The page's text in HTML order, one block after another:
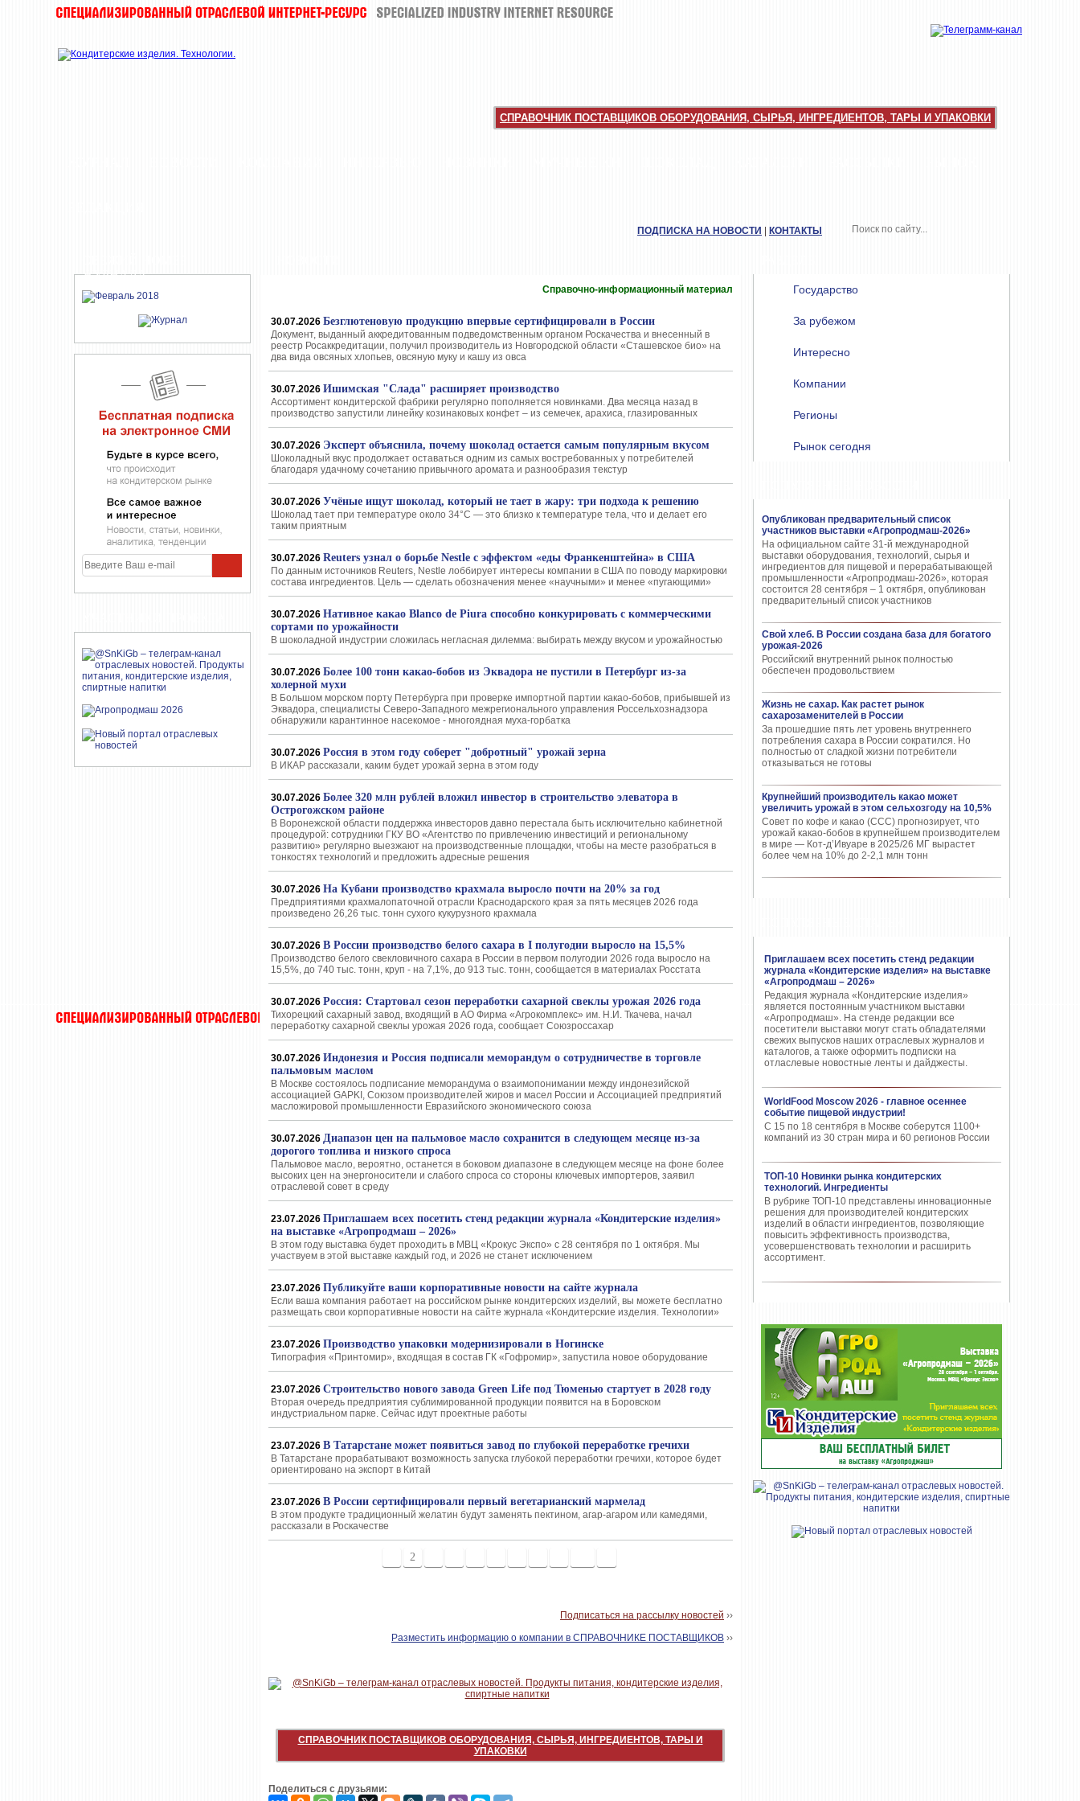
СПРАВОЧНИК ПОСТАВЩИКОВ ОБОРУДОВАНИЯ, СЫРЬЯ, ИНГРЕДИЕНТОВ, ТАРЫ И УПАКОВКИ
ЖУРНАЛА
Государство
За рубежом
Интересно
Компании
Регионы
Рынок сегодня
Опубликован предварительный список
участников выставки «Агропродмаш-2026»
На официальном сайте 31-й международной
выставки оборудования, технологий, сырья и
ингредиентов для пищевой и перерабатывающей
промышленности «Агропродмаш-2026», которая
состоится 28 сентября – 1 октября, опубликован
предварительный список участников
Свой хлеб. В России создана база для богатого
урожая-2026
Российский внутренний рынок полностью
обеспечен продовольствием
Жизнь не сахар. Как растет рынок
сахарозаменителей в России
За прошедшие пять лет уровень внутреннего
потребления сахара в России сократился. Но
полностью от сладкой жизни потребители
отказываться не готовы
Крупнейший производитель какао может
увеличить урожай в этом сельхозгоду на 10,5%
Совет по кофе и какао (CCC) прогнозирует, что
урожай какао-бобов в крупнейшем производителем
в мире — Кот-д’Ивуаре в 2025/26 МГ вырастет
более чем на 10% до 2-2,1 млн тонн
Приглашаем всех посетить стенд редакции
журнала «Кондитерские изделия» на выставке
«Агропродмаш – 2026»
Редакция журнала «Кондитерские изделия»
является постоянным участником выставки
«Агропродмаш». На стенде редакции все
посетители выставки могут стать обладателями
свежих выпусков наших отраслевых журналов и
каталогов, а также оформить подписки на
отласлевые новостные ленты и дайджесты.
WorldFood Moscow 2026 - главное осеннее
событие пищевой индустрии!
С 15 по 18 сентября в Москве соберутся 1100+
компаний из 30 стран мира и 60 регионов России
ТОП-10 Новинки рынка кондитерских
технологий. Ингредиенты
В рубрике ТОП-10 представлены инновационные
решения для производителей кондитерских
изделий в области ингредиентов, позволяющие
повысить эффективность производства,
усовершенствовать технологии и расширить
ассортимент.
ПОДПИСКА НА НОВОСТИ КОНТАКТЫ
Справочно-информационный материал
30.07.2026 Безглютеновую продукцию впервые сертифицировали в России
Документ, выданный аккредитованным подведомственным органом Роскачества и внесенный в
реестр Росаккредитации, получил производитель из Новгородской области «Сташевское био» на
два вида овсяных хлопьев, овсяную муку и кашу из овса
30.07.2026 Ишимская "Слада" расширяет производство
Ассортимент кондитерской фабрики регулярно пополняется новинками. Два месяца назад в
производство запустили линейку козинаковых конфет – из семечек, арахиса, глазированных
30.07.2026 Эксперт объяснила, почему шоколад остается самым популярным вкусом
Шоколадный вкус продолжает оставаться одним из самых востребованных у потребителей
благодаря удачному сочетанию привычного аромата и разнообразия текстур
30.07.2026 Учёные ищут шоколад, который не тает в жару: три подхода к решению
Шоколад тает при температуре около 34°C — это близко к температуре тела, что и делает его
таким приятным
30.07.2026 Reuters узнал о борьбе Nestle с эффектом «еды Франкенштейна» в США
По данным источников Reuters, Nestle лоббирует интересы компании в США по поводу маркировки
состава ингредиентов. Цель — сделать обозначения менее «научными» и менее «пугающими»
30.07.2026 Нативное какао Blanco de Piura способно конкурировать с коммерческими
сортами по урожайности
В шоколадной индустрии сложилась негласная дилемма: выбирать между вкусом и урожайностью
30.07.2026 Более 100 тонн какао-бобов из Эквадора не пустили в Петербург из-за
холерной мухи
В Большом морском порту Петербурга при проверке импортной партии какао-бобов, прибывшей из
Эквадора, специалисты Северо-Западного межрегионального управления Россельхознадзора
обнаружили карантинное насекомое - многоядная муха-горбатка
30.07.2026 Россия в этом году соберет "добротный" урожай зерна
В ИКАР рассказали, каким будет урожай зерна в этом году
30.07.2026 Более 320 млн рублей вложил инвестор в строительство элеватора в
Острогожском районе
В Воронежской области поддержка инвесторов давно перестала быть исключительно кабинетной
процедурой: сотрудники ГКУ ВО «Агентство по привлечению инвестиций и региональному
развитию» регулярно выезжают на производственные площадки, чтобы на месте разобраться в
тонкостях технологий и предложить адресные решения
30.07.2026 На Кубани производство крахмала выросло почти на 20% за год
Предприятиями крахмалопаточной отрасли Краснодарского края за пять месяцев 2026 года
произведено 26,26 тыс. тонн сухого кукурузного крахмала
30.07.2026 В России производство белого сахара в I полугодии выросло на 15,5%
Производство белого свекловичного сахара в России в первом полугодии 2026 года выросло на
15,5%, до 740 тыс. тонн, круп - на 7,1%, до 913 тыс. тонн, сообщается в материалах Росстата
30.07.2026 Россия: Стартовал сезон переработки сахарной свеклы урожая 2026 года
Тихорецкий сахарный завод, входящий в АО Фирма «Агрокомплекс» им. Н.И. Ткачева, начал
переработку сахарной свеклы урожая 2026 года, сообщает Союзроссахар
30.07.2026 Индонезия и Россия подписали меморандум о сотрудничестве в торговле
пальмовым маслом
В Москве состоялось подписание меморандума о взаимопонимании между индонезийской
ассоциацией GAPKI, Союзом производителей жиров и масел России и Ассоциацией предприятий
масложировой промышленности Евразийского экономического союза
30.07.2026 Диапазон цен на пальмовое масло сохранится в следующем месяце из-за
дорогого топлива и низкого спроса
Пальмовое масло, вероятно, останется в боковом диапазоне в следующем месяце на фоне более
высоких цен на энергоносители и слабого спроса со стороны ключевых импортеров, заявил
отраслевой совет в среду
23.07.2026 Приглашаем всех посетить стенд редакции журнала «Кондитерские изделия»
на выставке «Агропродмаш – 2026»
В этом году выставка будет проходить в МВЦ «Крокус Экспо» с 28 сентября по 1 октября. Мы
участвуем в этой выставке каждый год, и 2026 не станет исключением
23.07.2026 Публикуйте ваши корпоративные новости на сайте журнала
Если ваша компания работает на российском рынке кондитерских изделий, вы можете бесплатно
размещать свои корпоративные новости на сайте журнала «Кондитерские изделия. Технологии»
23.07.2026 Производство упаковки модернизировали в Ногинске
Типография «Принтомир», входящая в состав ГК «Гофромир», запустила новое оборудование
23.07.2026 Строительство нового завода Green Life под Тюменью стартует в 2028 году
Вторая очередь предприятия сублимированной продукции появится на в Боровском
индустриальном парке. Сейчас идут проектные работы
23.07.2026 В Татарстане может появиться завод по глубокой переработке гречихи
В Татарстане прорабатывают возможность запуска глубокой переработки гречихи, которое будет
ориентировано на экспорт в Китай
23.07.2026 В России сертифицировали первый вегетарианский мармелад
В этом продукте традиционный желатин будут заменять пектином, агар-агаром или камедями,
рассказали в Роскачестве
2
Подписаться на рассылку новостей ››
Разместить информацию о компании в СПРАВОЧНИКЕ ПОСТАВЩИКОВ ››
СПРАВОЧНИК ПОСТАВЩИКОВ ОБОРУДОВАНИЯ, СЫРЬЯ, ИНГРЕДИЕНТОВ, ТАРЫ И
УПАКОВКИ
Поделиться с друзьями: